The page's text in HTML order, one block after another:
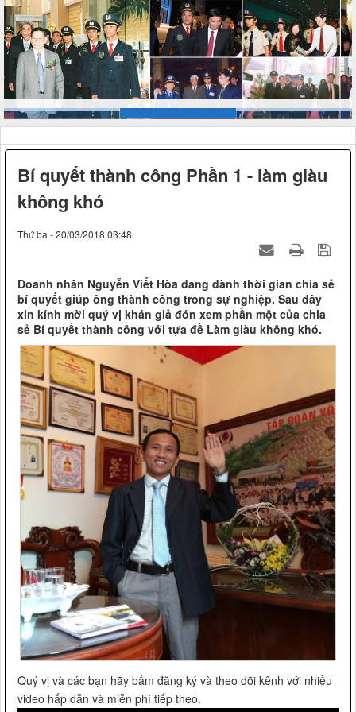
Bí quyết thành công Phần 1 - làm giàu
không khó
Thứ ba - 20/03/2018 03:48
Doanh nhân Nguyễn Viết Hòa đang dành thời gian chia sẻ
bí quyết giúp ông thành công trong sự nghiệp. Sau đây
xin kính mời quý vị khán giả đón xem phần một của chia
sẻ Bí quyết thành công với tựa đề Làm giàu không khó.
Quý vị và các bạn hãy bấm đăng ký và theo dõi kênh với nhiều
video hấp dẫn và miễn phí tiếp theo.